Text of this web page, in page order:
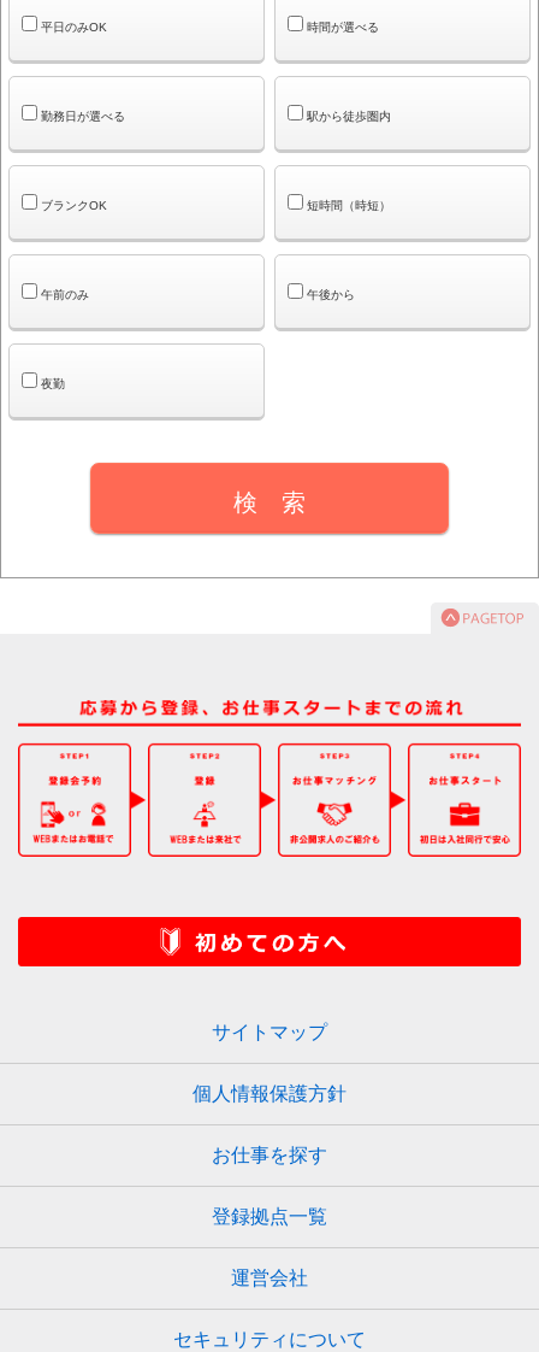
平日のみOK 時間が選べる
勤務日が選べる 駅から徒歩圏内
ブランクOK 短時間（時短）
午前のみ 午後から
夜勤
サイトマップ
個人情報保護方針
お仕事を探す
登録拠点一覧
運営会社
セキュリティについて